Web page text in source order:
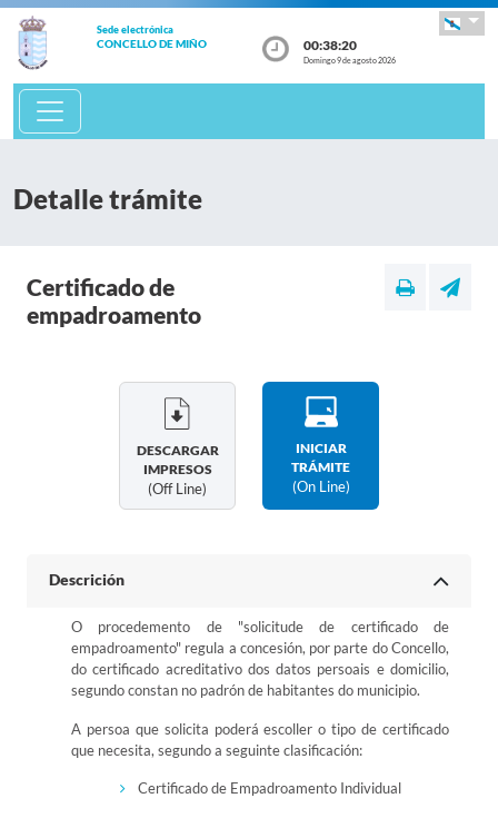
Sede electrónica
CONCELLO DE MIÑO 00:38:21
Domingo 9 de agosto 2026
Detalle trámite
Certificado de
empadroamento
DESCARGAR
IMPRESOS
(off Line)
INICIAR
TRÁMITE
(on Line)
Descrición
O procedemento de "solicitude de certificado de
empadroamento" regula a concesión, por parte do Concello,
do certificado acreditativo dos datos persoais e domicilio,
segundo constan no padrón de habitantes do municipio.
A persoa que solicita poderá escoller o tipo de certificado
que necesita, segundo a seguinte clasificación:
Certificado de Empadroamento Individual